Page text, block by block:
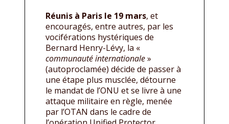
Réunis à Paris le 19 mars, et
encouragés, entre autres, par les
vociférations hystériques de
Bernard Henry-Lévy, la «
communauté internationale»
(autoproclamée) décide de passer à
une étape plus musclée, détourne
le mandat de l’ONU et se livre à une
attaque militaire en règle, menée
par l’OTAN dans le cadre de